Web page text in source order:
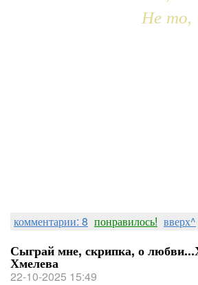
Не то,
комментарии: 8 понравилось! вверх^
Сыграй мне, скрипка, о
Хмелева
22-10-2025 15:49